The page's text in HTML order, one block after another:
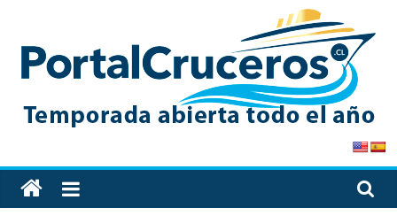
content
PortalCruceros
Toda
la